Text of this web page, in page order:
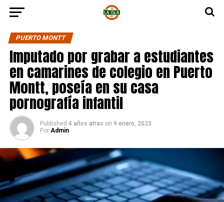
PUERTO MONTT
Imputado por grabar a estudiantes
en camarines de colegio en Puerto
Montt, poseía en su casa
pornografía infantil
Published 4 años atras on 9 enero, 2023
Por Admin